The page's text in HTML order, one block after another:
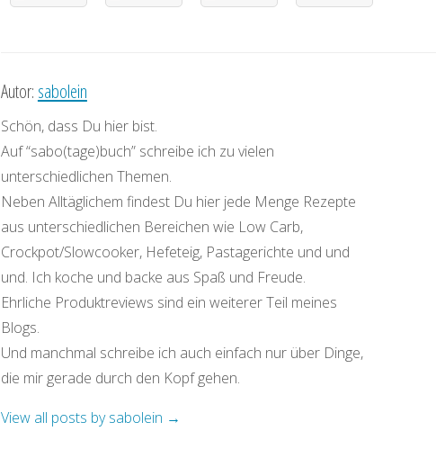
Autor: sabolein
Schön, dass Du hier bist.
Auf “sabo(tage)buch” schreibe ich zu vielen
unterschiedlichen Themen.
Neben Alltäglichem findest Du hier jede Menge Rezepte
aus unterschiedlichen Bereichen wie Low Carb,
Crockpot/Slowcooker, Hefeteig, Pastagerichte und und
und. Ich koche und backe aus Spaß und Freude.
Ehrliche Produktreviews sind ein weiterer Teil meines
Blogs.
Und manchmal schreibe ich auch einfach nur über Dinge,
die mir gerade durch den Kopf gehen.
View all posts by sabolein →